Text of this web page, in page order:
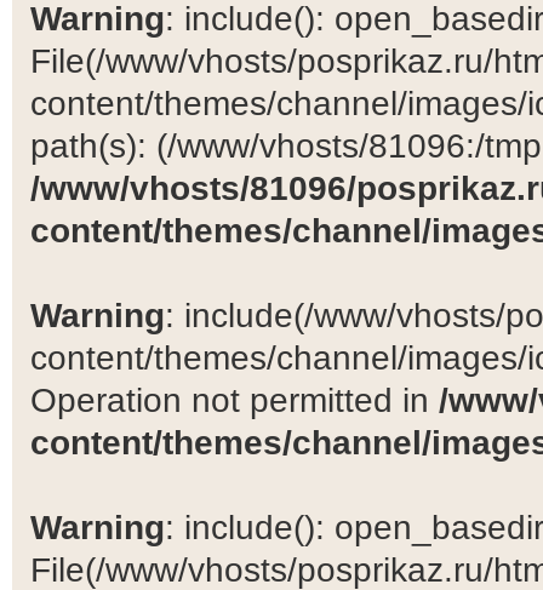
Warning: include():
File(/www/vhosts/posprikaz.ru/
content/themes/channel/
path(s): (/www/vhosts/81096:/
/www/vhosts/81096/
content/themes/channel/
Warning: include(/www/vhosts/
content/themes/channel/
Operation not permitted in /
content/themes/channel/
Warning: include():
File(/www/vhosts/posprikaz.ru/